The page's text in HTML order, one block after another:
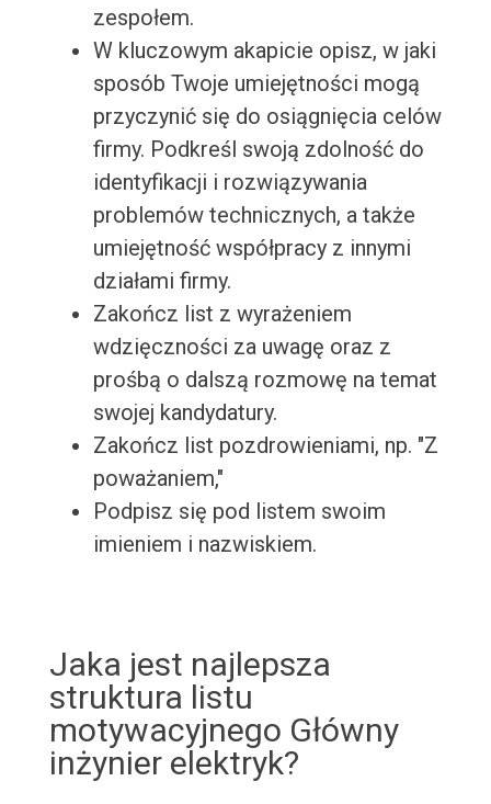
zespołem.
W kluczowym akapicie opisz, w jaki
sposób Twoje umiejętności mogą
przyczynić się do osiągnięcia celów
firmy. Podkreśl swoją zdolność do
identyfikacji i rozwiązywania
problemów technicznych, a także
umiejętność współpracy z innymi
działami firmy.
Zakończ list z wyrażeniem
wdzięczności za uwagę oraz z
prośbą o dalszą rozmowę na temat
swojej kandydatury.
Zakończ list pozdrowieniami, np. "Z
poważaniem,"
Podpisz się pod listem swoim
imieniem i nazwiskiem.
Jaka jest najlepsza
struktura listu
motywacyjnego Główny
inżynier elektryk?